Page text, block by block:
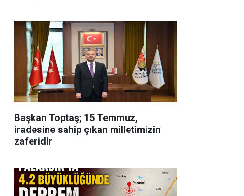
Başkan Toptaş; 15 Temmuz,
iradesine sahip çıkan milletimizin
zaferidir